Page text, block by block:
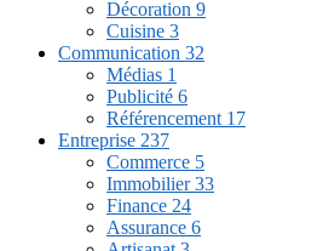
Décoration 9
Cuisine 3
Communication 32
Médias 1
Publicité 6
Référencement 17
Entreprise 237
Commerce 5
Immobilier33
Finance 24
Assurance 6